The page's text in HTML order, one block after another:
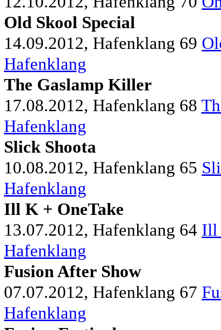
Old Skool Special
14.09.2012, Hafenklang 69
Hafenklang
The Gaslamp Killer
17.08.2012, Hafenklang 68
Hafenklang
Slick Shoota
10.08.2012, Hafenklang 65
Hafenklang
Ill K + OneTake
13.07.2012, Hafenklang 64 Ill
Hafenklang
Fusion After Show
07.07.2012, Hafenklang 67
Hafenklang